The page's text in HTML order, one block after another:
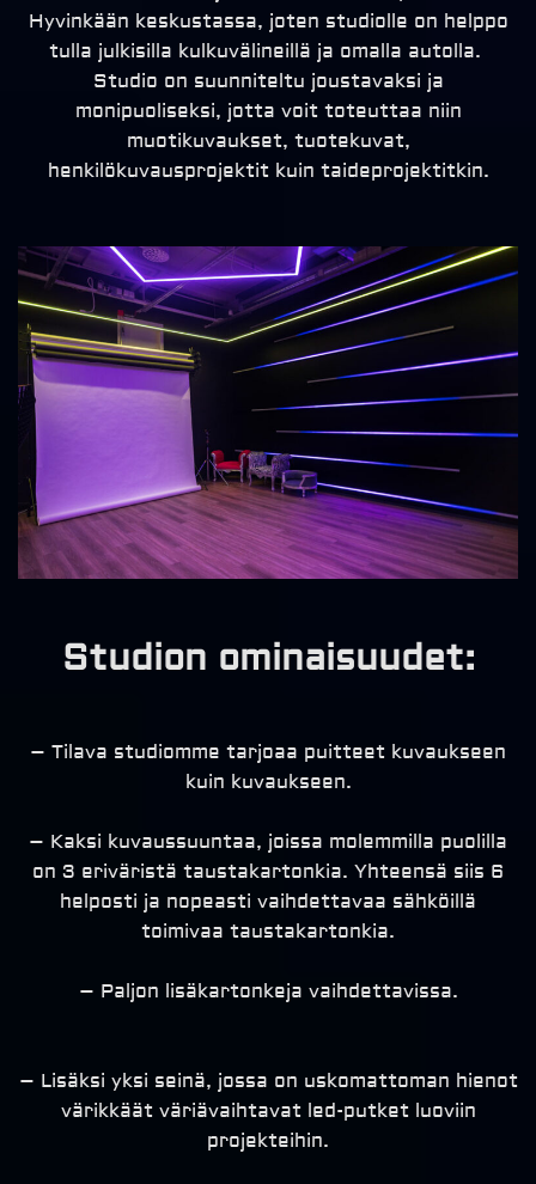
Hyvinkään keskustassa, joten studiolle on helppo
tulla julkisilla kulkuvälineillä ja omalla autolla.
Studio on suunniteltu joustavaksi ja
monipuoliseksi, jotta voit toteuttaa niin
muotikuvaukset, tuotekuvat,
henkilökuvausprojektit kuin taideprojektitkin.
Studion ominaisuudet:
– Tilava studiomme tarjoaa puitteet kuvaukseen
kuin kuvaukseen.
– Kaksi kuvaussuuntaa, joissa molemmilla puolilla
on 3 eriväristä taustakartonkia. Yhteensä siis 6
helposti ja nopeasti vaihdettavaa sähköillä
toimivaa taustakartonkia.
– Paljon lisäkartonkeja vaihdettavissa.
– Lisäksi yksi seinä, jossa on uskomattoman hienot
värikkäät väriävaihtavat led-putket luoviin
projekteihin.